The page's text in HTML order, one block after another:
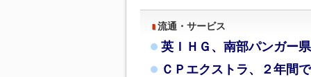
流通・サービス
英ＩＨＧ、南部パンガー
ＣＰエクストラ、２年間